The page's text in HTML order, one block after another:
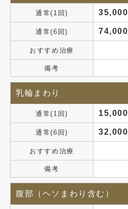
通常(1回)
通常(6回)
おすすめ治療
備考
乳輪まわり
通常(1回)
通常(6回)
おすすめ治療
備考
腹部（ヘソまわり含む）